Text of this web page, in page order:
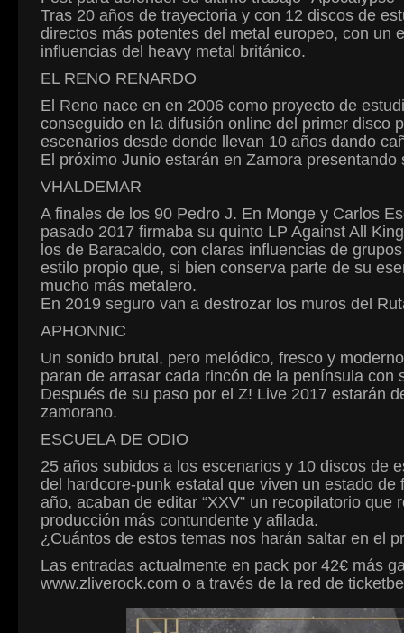
Tras 20 años de trayectoria y con 12 discos de
directos más potentes del metal europeo, con un
influencias del heavy metal británico.
EL RENO RENARDO
El Reno nace en en 2006 como proyecto de
conseguido en la difusión online del primer disco
escenarios desde donde llevan 10 años dando
El próximo Junio estarán en Zamora
VHALDEMAR
A finales de los 90 Pedro J. En Monge y Carlos
pasado 2017 firmaba su quinto LP Against All
los de Baracaldo, con claras influencias de
estilo propio que, si bien conserva parte de su
mucho más metalero.
En 2019 seguro van a destrozar los muros del
APHONNIC
Un sonido brutal, pero melódico, fresco y
paran de arrasar cada rincón de la península con
Después de su paso por el Z! Live 2017 estarán
zamorano.
ESCUELA DE ODIO
25 años subidos a los escenarios y 10 discos de
del hardcore-punk estatal que viven un estado
año, acaban de editar “XXV” un recopilatorio
producción más contundente y afilada.
¿Cuántos de estos temas nos harán saltar en el
Las entradas actualmente en pack por 42€ más
www.zliverock.com o a través de la red de